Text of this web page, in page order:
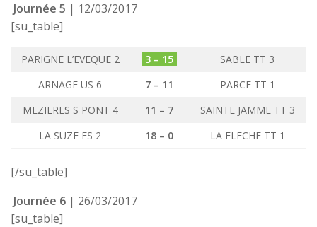
Journée 5 | 12/03/2017
[su_table]
PARIGNE L’EVEQUE 2 3 – 15
SABLE TT 3
ARNAGE US 6
7 – 11
PARCE TT 1
MEZIERES S PONT 4
11 – 7
SAINTE JAMME TT 3
LA SUZE ES 2
18 – 0 LA FLECHE TT 1
[/su_table]
Journée 6 | 26/03/2017
[su_table]